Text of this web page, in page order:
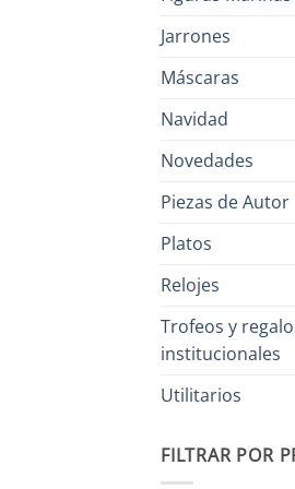
Jarrones
Máscaras
Navidad
Novedades
Piezas de Autor
Platos
Relojes
Trofeos y
institucionales
Utilitarios
FILTRAR POR